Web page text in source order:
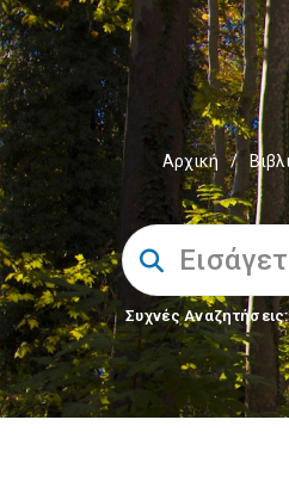
Αρχική /
Συχνές Αναζητήσεις: